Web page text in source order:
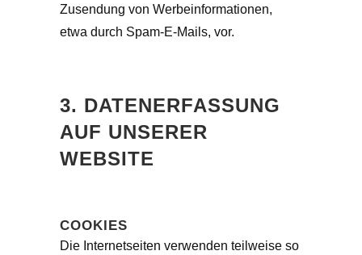
Zusendung von Werbeinformationen,
etwa durch Spam-E-Mails, vor.
3. DATENERFASSUNG
AUF UNSERER
WEBSITE
COOKIES
Die Internetseiten verwenden teilweise so